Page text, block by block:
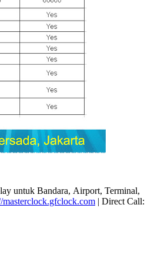
untuk Bandara, Airport, Terminal,
masterclock.gfclock.com | Direct Call: